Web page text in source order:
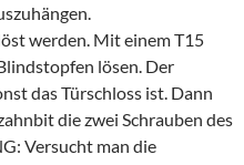
werden. Mit einem T15
lösen. Der
das Türschloss ist. Dann
die zwei Schrauben des
Versucht man die